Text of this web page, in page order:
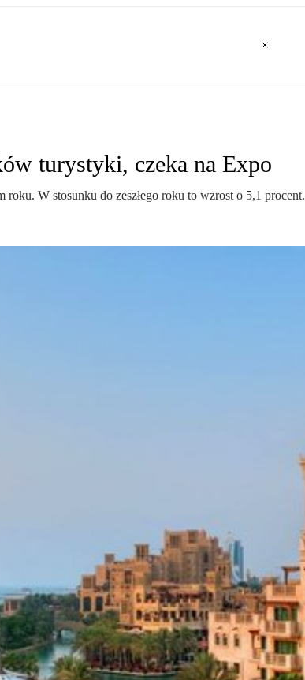
turystyki, czeka na Expo
W stosunku do zeszłego roku to wzrost o 5,1 procent.